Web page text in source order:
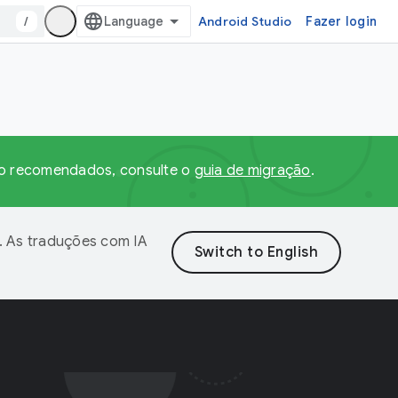
/ Android Studio Fazer login
recomendados, consulte o guia de migração.
traduções com IA